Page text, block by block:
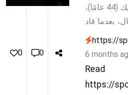
0 0
مانشستر يونايتد، مايكل كاريك (44 عامًا)،
بعدما قاد
'الشياطين...
https://
6 months
https://